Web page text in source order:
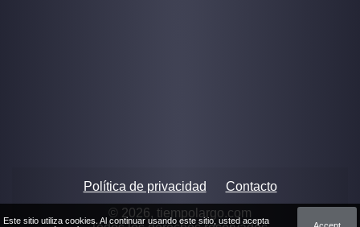
Política de privacidad
Contacto
© 2026, tiempolargo.com
Este sitio utiliza cookies. Al continuar usando este sitio, usted acepta